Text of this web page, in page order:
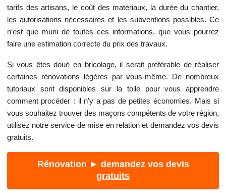
tarifs des artisans, le coût des matériaux, la durée du chantier,
les autorisations nécessaires et les subventions possibles. Ce
n’est que muni de toutes ces informations, que vous pourrez
faire une estimation correcte du prix des travaux.
Si vous êtes doué en bricolage, il serait préférable de réaliser
certaines rénovations légères par vous-même. De nombreux
tutoriaux sont disponibles sur la toile pour vous apprendre
comment procéder : il n’y a pas de petites économies. Mais si
vous souhaitez trouver des maçons compétents de votre région,
utilisez notre service de mise en relation et demandez vos devis
gratuits.
Rénovation ► demandez vos devis
gratuits